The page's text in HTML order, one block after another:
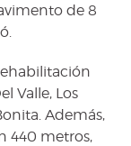
de 8
Valle, Los
Además,
440 metros,